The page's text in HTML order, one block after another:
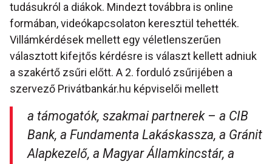
tudásukról a diákok. Mindezt továbbra is online
formában, videókapcsolaton keresztül tehették.
Villámkérdések mellett egy véletlenszerűen
választott kifejtős kérdésre is választ kellett adniuk
a szakértő zsűri előtt. A 2. forduló zsűrijében a
szervező Privátbankár.hu képviselői mellett
a támogatók, szakmai partnerek – a CIB
Bank, a Fundamenta Lakáskassza, a Gránit
Alapkezelő, a Magyar Államkincstár, a